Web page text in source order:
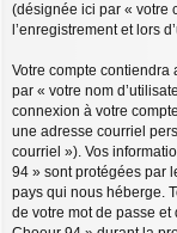
(désignée ici par « votre
l’enregistrement et lors
Votre compte
par « votre nom
connexion à votre
une adresse courriel
courriel »). Vos
94 » sont protégées par
pays qui nous héberge.
de votre mot de passe